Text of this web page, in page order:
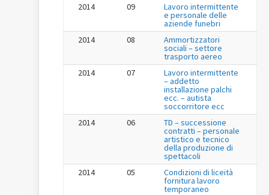
2014
09 Lavoro intermittente
e personale delle
aziende funebri
2014
08 Ammortizzatori
sociali – settore
trasporto aereo
2014
07 Lavoro intermittente
– addetto
installazione palchi
ecc. – autista
soccorritore ecc
2014
06 TD – successione
contratti – personale
artistico e tecnico
della produzione di
spettacoli
2014
05 Condizioni di liceità
fornitura lavoro
temporaneo